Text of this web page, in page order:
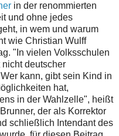
in der renommierten
und ohne jedes
in wem und warum
wie Christian Wulff
"In vielen Volksschulen
nicht deutscher
kann, gibt sein Kind in
hat,
in der Wahlzelle", heißt
der als Korrektor
schließlich Intendant des